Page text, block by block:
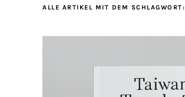
ALLE ARTIKEL MIT DEM SCHLAGWORT: